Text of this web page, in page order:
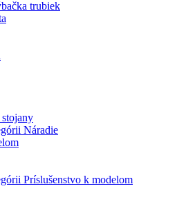
trubiek
Náradie
Príslušenstvo k modelom